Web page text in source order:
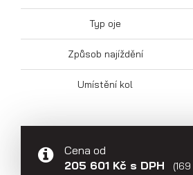
Přepravníky
Typ oje
Způsob najíždění
Umístění kol
Cena od
205 601 Kč s DPH